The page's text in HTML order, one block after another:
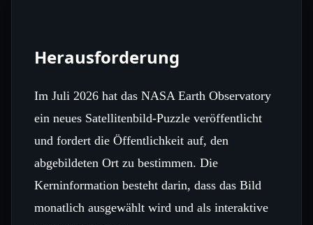
Herausforderung
Im Juli 2026 hat das NASA Earth Observatory
ein neues Satellitenbild‑Puzzle veröffentlicht
und fordert die Öffentlichkeit auf, den
abgebildeten Ort zu bestimmen. Die
Kerninformation besteht darin, dass das Bild
monatlich ausgewählt wird und als interaktive